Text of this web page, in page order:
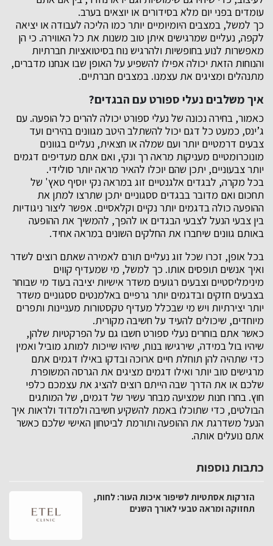
עומדים בפני יום מלא בסידורים או יוצאים בערב.
כך למשל, במצבים היומיומיים יותר כמו הליכה לעבודה או יציאה
לקפה, נעליים שמרגישים איתן טוב משנות את כל האווירה. כי הן
מאפשרות לנוע בחופשיות ולהרגיש נוח בסיטואציות חברתיות
והנוחות הזאת יכולה אפילו להשפיע על האופן שבו אנחנו מדברים,
מתנהלים ומציגים את עצמנו. במצבים חברתיים.
איך משלבים נעלי ספורט עם הבגדים?
כאמור, בחירה נכונה של נעלי ספורט יכולה להרים כל הופעה. עם
ג’ינס, כמעט כל דגם יכול להשתלב היטב מגוונים בהירים ועד
צבעים דרמטיים יותר ועם שמלה או חצאית, נעליים בגוונים
מונוכרומטיים מעניקות מראה רך ונקי, ואם אתם מעדיפים דגמים
יותר צבעוניים, יתכן שהם יוכלו להאיר מראה יותר סולידי.
בכל מקרה, לבגדים אלגנטיים זוג במראה נקי יוסיף טאץ' של
תחכום ואם מדובר בבגדים ססגוניים יתכן שתרצו למתן את
ההופעה כולה בדגמים יותר נקיים וקלאסיים. אפשר ליצור ניגודיות
בין צבעי הנעל לצבעי הבגדים או להפך, להמשיך את ההופעה
באותם גוונים שיחברו את החלקים השונים במראה אחיד.
בכל אופן, זכרו שכל זוג נעליים תורם לאמירה שאתם רוצים לשדר
ואיך אנשים תופסים אותו. כך למשל, מי שמעדיף קווים
מינימליסטיים וצבעים רגועים משדר אישיות יציבה בעוד מי שבוחר
בצבעים חזקים ובדגמים יותר גרפיים באלמנטים ססגוניים משדר
יותר יצירתיות ויש מי שבכלל מעדיף טקסטורות מעניינות ותפרים
מיוחדים, שיכולים להעיד על חשיבה מקורית.
כאשר אתם בוחרים נעלי ספורט חשבו גם על הפרקטיות שלהן,
שיהיו בול במידה, שירגישו בנוח, שיהיו שייכות למותג מוביל ואמין
כדי שתהיה להן תוחלת חיים ארוכה ובדקו באילו דגמים אתם
מרגישים טוב יותר ואילו דגמים מציגים את הגרסה המשופרת
שלכם או את הדרך שבה הייתם רוצים להציג את עצמכם כלפי
חוץ. בחרו חנות שמציעה מבחר עשיר של דגמים, של המותגים
הבולטים, כדי שתוכלו באמת להשקיע חשיבה ולמדוד ולראות איך
הנעל משדרגת את ההופעה ותורמת לביטחון האישי שלכם כאשר
אתם נועלים אותה.
כתבות נוספות
הזרקות אסתטיות לשיפור איכות העור: לחות,
תחזוקה ומראה טבעי לאורך השנים